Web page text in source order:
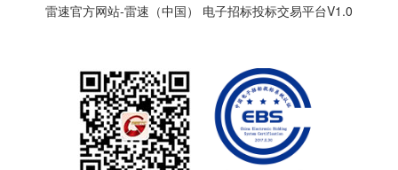
雷速官方网站-雷速（中国） 电子招标投标交易平台V1.0